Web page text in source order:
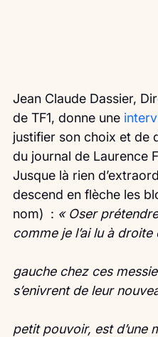
Jean Claude Dassier,
de TF1, donne une
justifier son choix et de
du journal de Laurence
Jusque là rien
descend en flèche les
nom)  : « Oser
comme je l’ai lu à droite
gauche chez ces
s’enivrent de leur
petit pouvoir, est d’une